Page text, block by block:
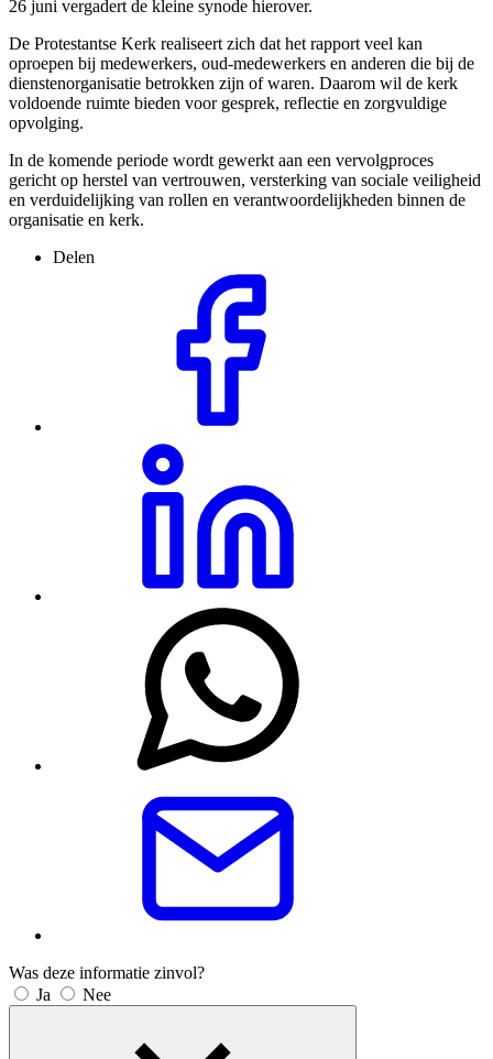
26 juni vergadert de kleine synode hierover.
De Protestantse Kerk realiseert zich dat het rapport veel kan
oproepen bij medewerkers, oud-medewerkers en anderen die bij de
dienstenorganisatie betrokken zijn of waren. Daarom wil de kerk
voldoende ruimte bieden voor gesprek, reflectie en zorgvuldige
opvolging.
In de komende periode wordt gewerkt aan een vervolgproces
gericht op herstel van vertrouwen, versterking van sociale veiligheid
en verduidelijking van rollen en verantwoordelijkheden binnen de
organisatie en kerk.
Delen
Was deze informatie zinvol?
Ja
Nee